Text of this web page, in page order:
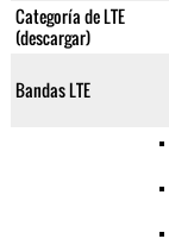
Categoría de LTE
(descargar)
Bandas LTE